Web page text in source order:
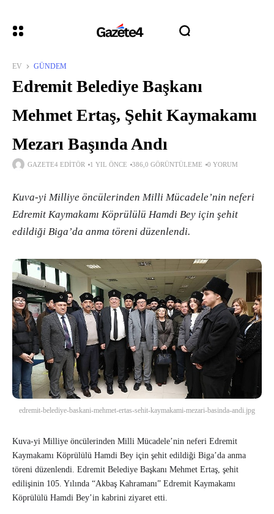
EV GÜNDEM
Edremit Belediye Başkanı
Mehmet Ertaş, Şehit Kaymakamı
Mezarı Başında Andı
GAZETE4 EDITÖR 1 YIL ÖNCE 386,0 GÖRÜNTÜLEME 0 YORUM
Kuva-yi Milliye öncülerinden Milli Mücadele’nin neferi
Edremit Kaymakamı Köprülülü Hamdi Bey için şehit
edildiği Biga’da anma töreni düzenlendi.
edremit-belediye-baskani-mehmet-ertas-sehit-kaymakami-mezari-basinda-andi.jpg
Kuva-yi Milliye öncülerinden Milli Mücadele’nin neferi Edremit
Kaymakamı Köprülülü Hamdi Bey için şehit edildiği Biga’da anma
töreni düzenlendi. Edremit Belediye Başkanı Mehmet Ertaş, şehit
edilişinin 105. Yılında “Akbaş Kahramanı” Edremit Kaymakamı
Köprülülü Hamdi Bey’in kabrini ziyaret etti.